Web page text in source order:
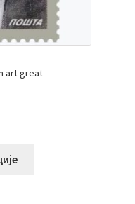
art great